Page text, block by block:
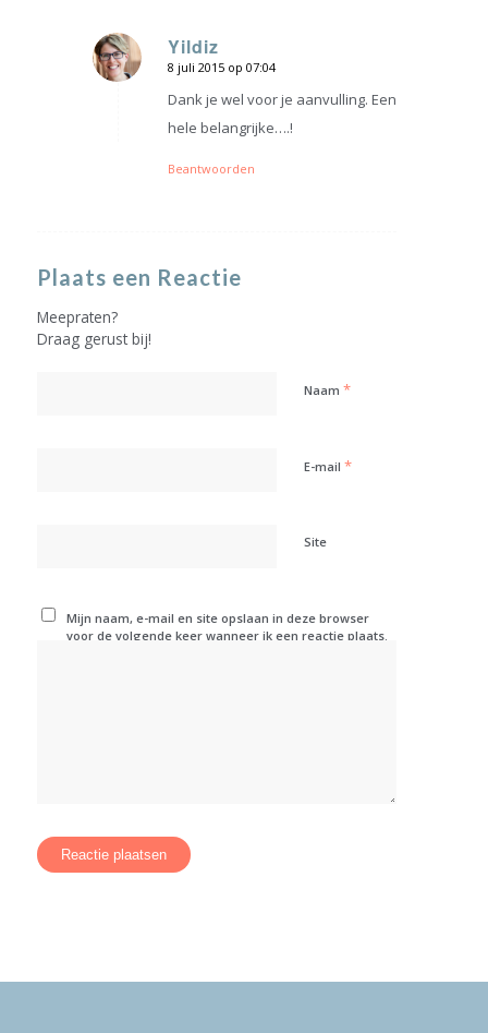
Yildiz
zegt:
8 juli 2015 op 07:04
Dank je wel voor je aanvulling. Een
hele belangrijke….!
Beantwoorden
Plaats een Reactie
Meepraten?
Draag gerust bij!
Naam *
E-mail *
Site
Mijn naam, e-mail en site opslaan in deze browser
voor de volgende keer wanneer ik een reactie plaats.